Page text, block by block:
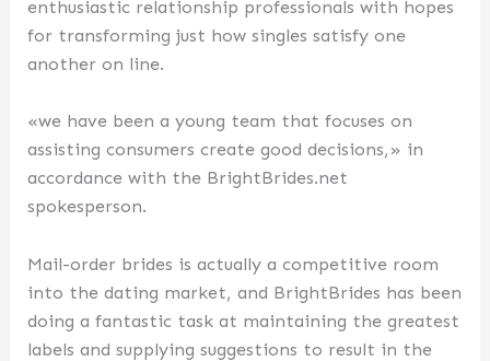
enthusiastic relationship professionals with hopes
for transforming just how singles satisfy one
another on line.
«we have been a young team that focuses on
assisting consumers create good decisions,» in
accordance with the BrightBrides.net
spokesperson.
Mail-order brides is actually a competitive room
into the dating market, and BrightBrides has been
doing a fantastic task at maintaining the greatest
labels and supplying suggestions to result in the